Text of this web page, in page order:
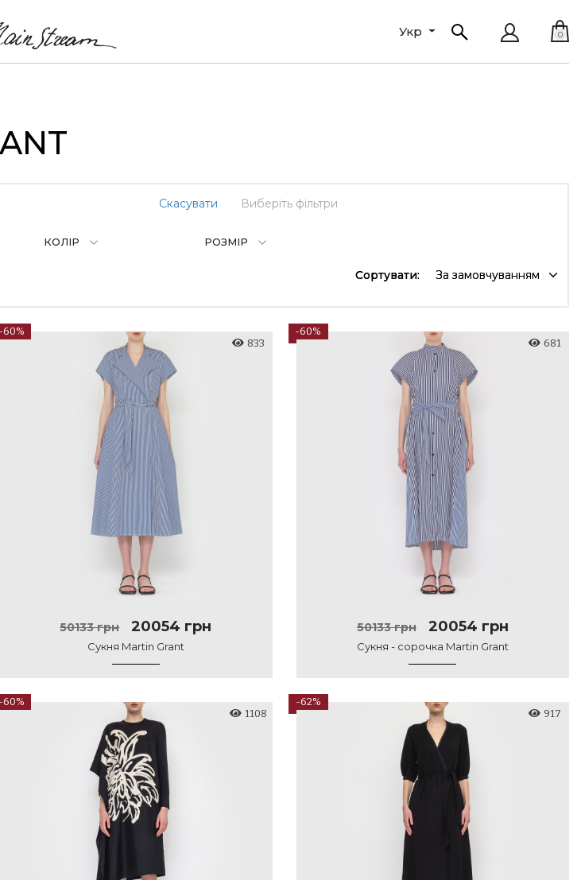
Укр 0
Скасувати Виберіть фільтри
КОЛІР РОЗМІР
Сортувати: За замовчуванням
-60%
50133 грн 20054 грн
Сукня Martin Grant
833
-60%
50133 грн 20054 грн
Сукня - сорочка Martin Grant
681
-60%
1108
-62%
917